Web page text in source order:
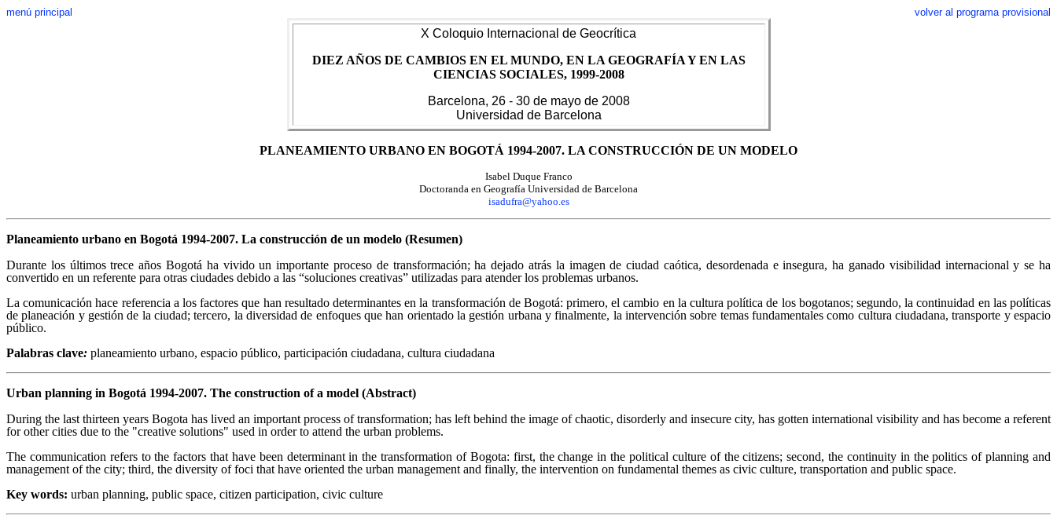
menú principal volver al programa provisional
X Coloquio Internacional de Geocrítica
DIEZ AÑOS DE CAMBIOS EN EL MUNDO, EN LA GEOGRAFÍA Y EN LAS
CIENCIAS SOCIALES, 1999-2008
Barcelona, 26 - 30 de mayo de 2008
Universidad de Barcelona
PLANEAMIENTO URBANO EN BOGOTÁ 1994-2007. LA CONSTRUCCIÓN DE UN MODELO
Isabel Duque Franco
Doctoranda en Geografía Universidad de Barcelona
isadufra@yahoo.es
Planeamiento urbano en Bogotá 1994-2007. La construcción de un modelo (Resumen)
Durante los últimos trece años Bogotá ha vivido un importante proceso de transformación; ha dejado atrás la imagen de ciudad caótica, desordenada e insegura, ha ganado visibilidad internacional y se ha
convertido en un referente para otras ciudades debido a las “soluciones creativas” utilizadas para atender los problemas urbanos.
La comunicación hace referencia a los factores que han resultado determinantes en la transformación de Bogotá: primero, el cambio en la cultura política de los bogotanos; segundo, la continuidad en las políticas
de planeación y gestión de la ciudad; tercero, la diversidad de enfoques que han orientado la gestión urbana y finalmente, la intervención sobre temas fundamentales como cultura ciudadana, transporte y espacio
público.
Palabras clave: planeamiento urbano, espacio público, participación ciudadana, cultura ciudadana
Urban planning in Bogotá 1994-2007. The construction of a model (Abstract)
During the last thirteen years Bogota has lived an important process of transformation; has left behind the image of chaotic, disorderly and insecure city, has gotten international visibility and has become a referent
for other cities due to the "creative solutions" used in order to attend the urban problems.
The communication refers to the factors that have been determinant in the transformation of Bogota: first, the change in the political culture of the citizens; second, the continuity in the politics of planning and
management of the city; third, the diversity of foci that have oriented the urban management and finally, the intervention on fundamental themes as civic culture, transportation and public space.
Key words: urban planning, public space, citizen participation, civic culture